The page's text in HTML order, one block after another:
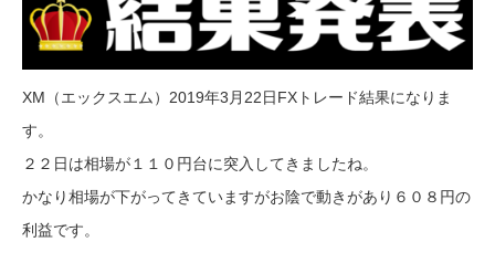
XM（エックスエム）2019年3月22日FXトレード結果になりま
す。
２２日は相場が１１０円台に突入してきましたね。
かなり相場が下がってきていますがお陰で動きがあり６０８円の
利益です。